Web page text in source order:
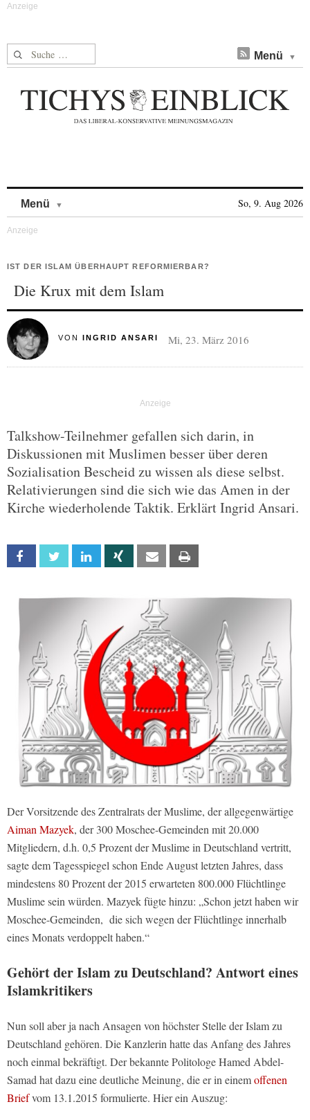
Suche nach: Menü
Menü So, 9. Aug 2026
IST DER ISLAM ÜBERHAUPT REFORMIERBAR?
Die Krux mit dem Islam
VON INGRID ANSARI Mi, 23. März 2016
Talkshow-Teilnehmer gefallen sich darin, in
Diskussionen mit Muslimen besser über deren
Sozialisation Bescheid zu wissen als diese selbst.
Relativierungen sind die sich wie das Amen in der
Kirche wiederholende Taktik. Erklärt Ingrid Ansari.
Facebook Twitter Linkedin Xing Email
Der Vorsitzende des Zentralrats der Muslime, der allgegenwärtige
Aiman Mazyek, der 300 Moschee-Gemeinden mit 20.000
Mitgliedern, d.h. 0,5 Prozent der Muslime in Deutschland vertritt,
sagte dem Tagesspiegel schon Ende August letzten Jahres, dass
mindestens 80 Prozent der 2015 erwarteten 800.000 Flüchtlinge
Muslime sein würden. Mazyek fügte hinzu: „Schon jetzt haben wir
Moschee-Gemeinden, die sich wegen der Flüchtlinge innerhalb
eines Monats verdoppelt haben.“
Gehört der Islam zu Deutschland? Antwort eines
Islamkritikers
Nun soll aber ja nach Ansagen von höchster Stelle der Islam zu
Deutschland gehören. Die Kanzlerin hatte das Anfang des Jahres
noch einmal bekräftigt. Der bekannte Politologe Hamed Abdel-
Samad hat dazu eine deutliche Meinung, die er in einemoffenen
Briefvom 13.1.2015 formulierte. Hier ein Auszug: